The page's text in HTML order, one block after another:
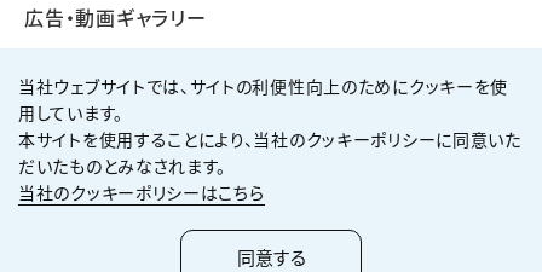
広告・動画ギャラリー
個人情報保護方針
サイト利用規約
サイトマップ
2026KUMAGAI GUMI CO.,LTD All Rights Reserved.
当社ウェブサイトでは、サイトの利便性向上のためにクッキーを使
用しています。
本サイトを使用することにより、当社のクッキーポリシーに同意いた
だいたものとみなされます。
当社のクッキーポリシーはこちら
同意する